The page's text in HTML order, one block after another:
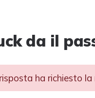
da il
ha richiesto